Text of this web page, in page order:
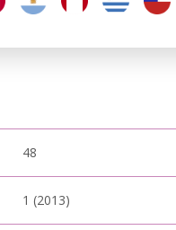
48
1 (2013)